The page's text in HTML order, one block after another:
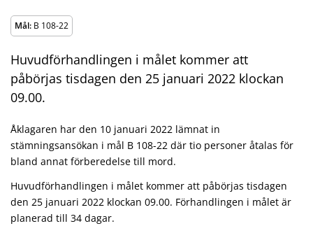
Mål: B 108-22
Huvudförhandlingen i målet kommer att
påbörjas tisdagen den 25 januari 2022 klockan
09.00.
Åklagaren har den 10 januari 2022 lämnat in
stämningsansökan i mål B 108-22 där tio personer åtalas för
bland annat förberedelse till mord.
Huvudförhandlingen i målet kommer att påbörjas tisdagen
den 25 januari 2022 klockan 09.00. Förhandlingen i målet är
planerad till 34 dagar.